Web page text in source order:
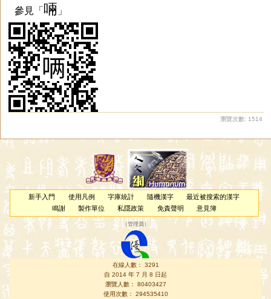
參見「啢 」
瀏覽次數: 1514
新手入門 使用凡例 字庫統計 隨機漢字
最近被搜索的漢字
鳴謝
製作單位 私隱政策 免責聲明 意見簿
（管理員 ）
在線人數： 3291
自 2014 年 7 月 8 日起
瀏覽人數： 80403427
使用次數： 294535410